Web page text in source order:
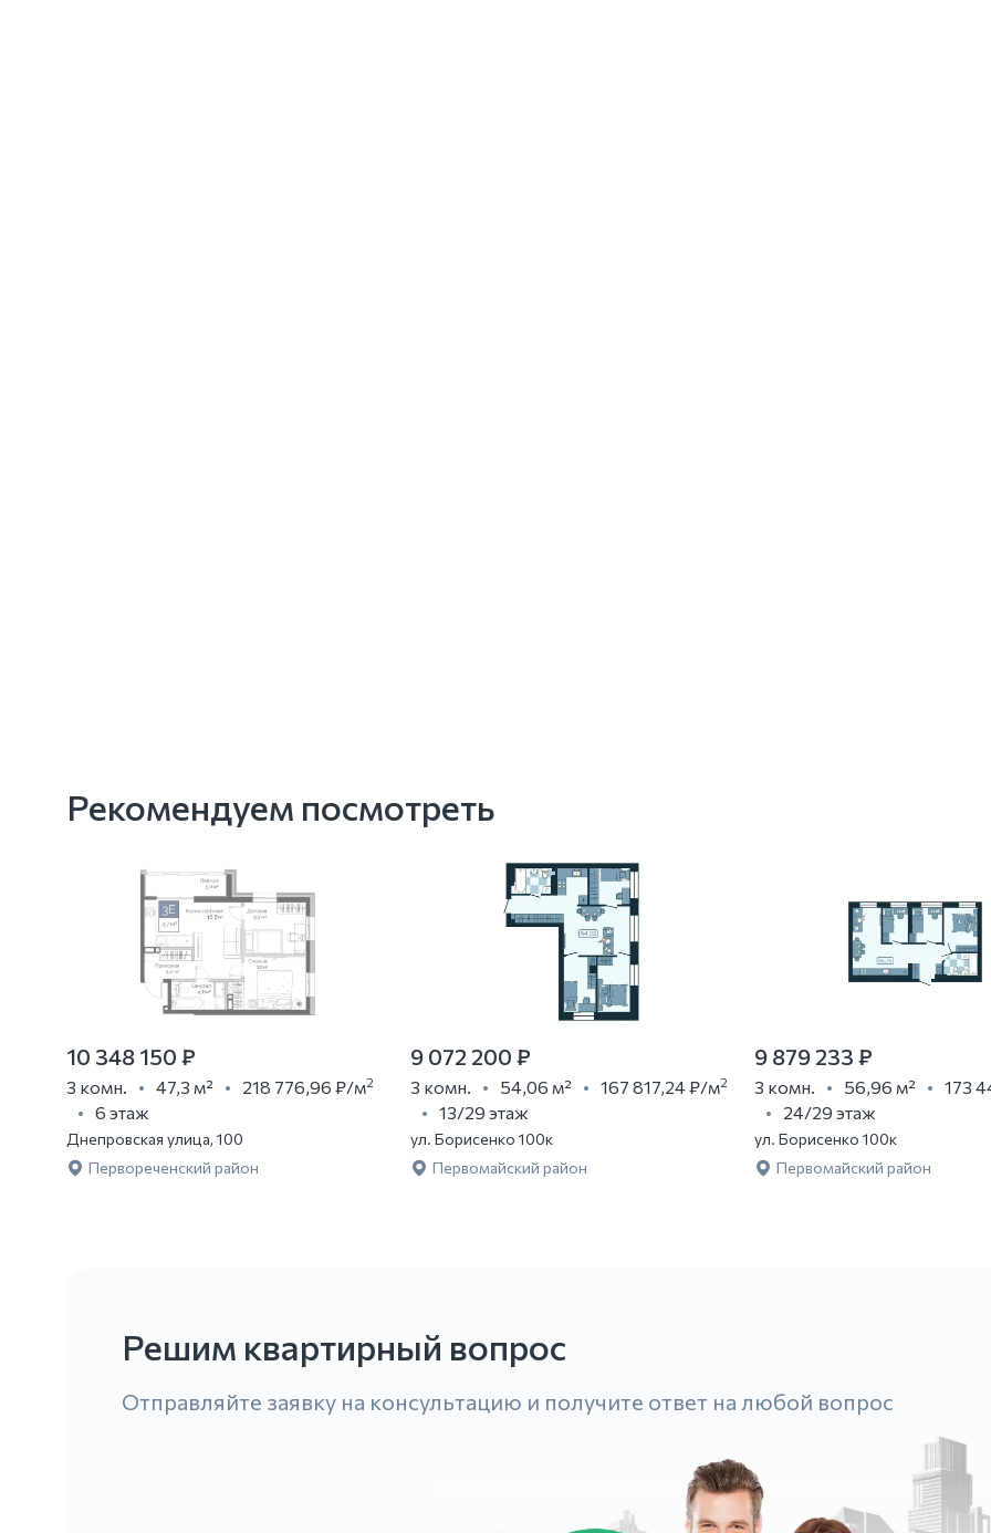
Рекомендуем посмотреть
10 348 150 ₽
3 комн. 47,3 м² 218 776,96 ₽/м2
6 этаж
Днепровская улица, 100
Первореченский район
9 072 200 ₽
3 комн. 54,06 м² 167 817,24 ₽/м2
13/29 этаж
ул. Борисенко 100к
Первомайский район
9 879 233 ₽
3 комн. 56,96 м²
173
24/29 этаж
ул. Борисенко 100к
Первомайский район
Решим квартирный вопрос
Отправляйте заявку на консультацию и получите ответ на любой вопрос